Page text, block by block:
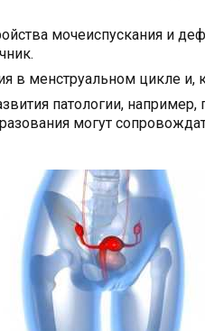
мочеиспускания и
в менструальном цикле и,
патологии,
могут